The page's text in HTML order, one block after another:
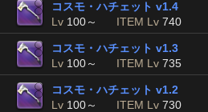
コスモ・ハチェット v1.4
Lv 100～ ITEM Lv 740
コスモ・ハチェット v1.3
Lv 100～ ITEM Lv 735
コスモ・ハチェット v1.2
Lv 100～ ITEM Lv 730